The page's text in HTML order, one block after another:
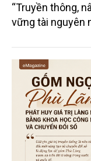
“Truyền thông,
vững tài nguyên
trường phối hợp
tỉnh Lai Châu tổ
hút sự tham gia
các đơn vị
chuyên gia, nhà
trường tỉnh Lai
doanh nghiệp ở